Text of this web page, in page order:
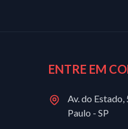
ENTRE EM
Av. do
Paulo - SP